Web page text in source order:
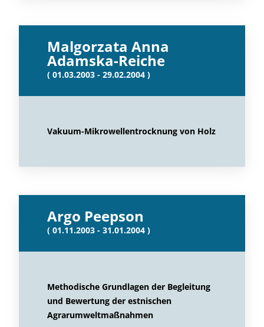
Malgorzata Anna
Adamska-Reiche
( 01.03.2003 - 29.02.2004 )
Vakuum-Mikrowellentrocknung von Holz
Argo Peepson
( 01.11.2003 - 31.01.2004 )
Methodische Grundlagen der Begleitung
und Bewertung der estnischen
Agrarumweltmaßnahmen